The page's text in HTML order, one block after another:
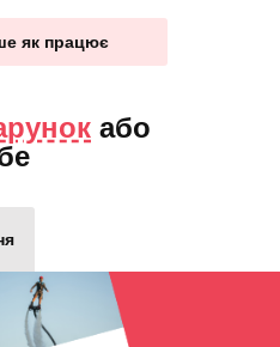
як працює
або